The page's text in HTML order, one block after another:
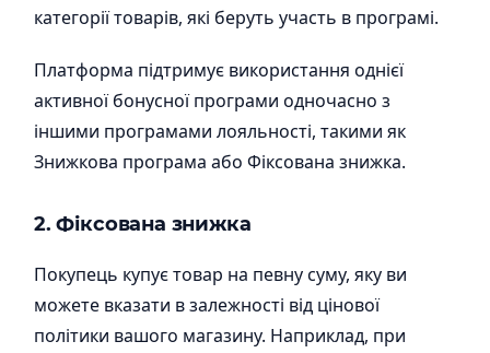
категорії товарів, які беруть участь в програмі.
Платформа підтримує використання однієї
активної бонусної програми одночасно з
іншими програмами лояльності, такими як
Знижкова програма або Фіксована знижка.
2. Фіксована знижка
Покупець купує товар на певну суму, яку ви
можете вказати в залежності від цінової
політики вашого магазину. Наприклад, при